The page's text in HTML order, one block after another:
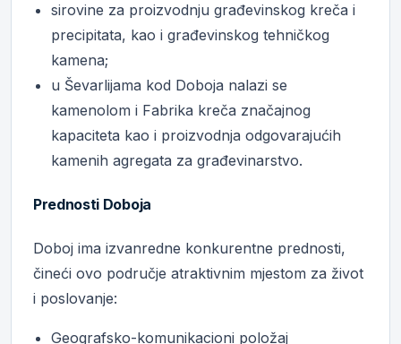
sirovine za proizvodnju građevinskog kreča i
precipitata, kao i građevinskog tehničkog
kamena;
u Ševarlijama kod Doboja nalazi se
kamenolom i Fabrika kreča značajnog
kapaciteta kao i proizvodnja odgovarajućih
kamenih agregata za građevinarstvo.
Prednosti Doboja
Doboj ima izvanredne konkurentne prednosti,
čineći ovo područje atraktivnim mjestom za život
i poslovanje:
Geografsko-komunikacioni položaj